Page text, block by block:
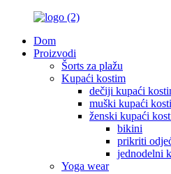
Dom
Proizvodi
Šorts za plažu
Kupaći kostim
dečiji kupaći
muški kupaći
ženski kupaći
bikini
prikriti
jednodelni
Yoga wear